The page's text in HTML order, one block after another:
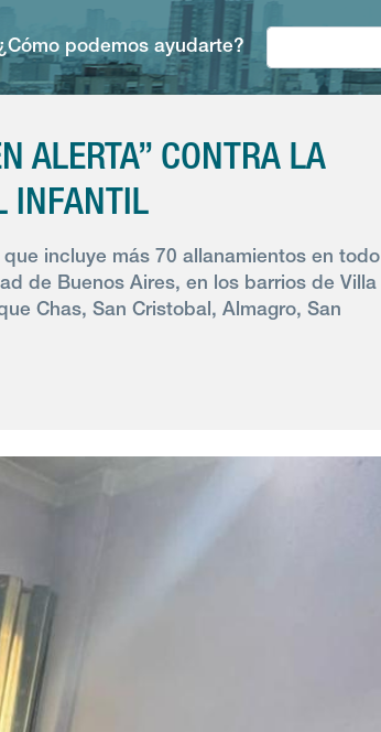
podemos ayudarte?
ALERTA” CONTRA LA
INFANTIL
incluye más 70 allanamientos en todo
de Buenos Aires, en los barrios de Villa
Chas, San Cristobal, Almagro, San